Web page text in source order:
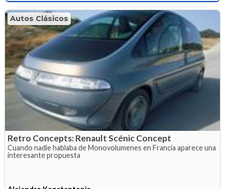
Autos Clásicos
Retro Concepts: Renault Scénic Concept
Cuando nadie hablaba de Monovolumenes en Francia aparece una
interesante propuesta